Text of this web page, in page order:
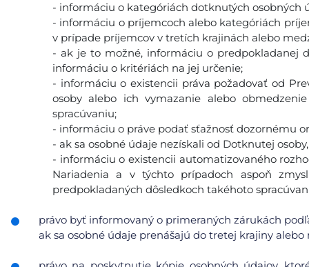
- informáciu o kategóriách dotknutých osobných
- informáciu o príjemcoch alebo kategóriách
v prípade príjemcov v tretích krajinách alebo
- ak je to možné, informáciu o predpokladanej
informáciu o kritériách na jej určenie;
- informáciu o existencii práva požadovať od
osoby alebo ich vymazanie alebo
spracúvaniu;
- informáciu o práve podať sťažnosť dozornému
- ak sa osobné údaje nezískali od Dotknutej
- informáciu o existencii automatizovaného
Nariadenia a v týchto prípadoch aspoň
predpokladaných dôsledkoch takéhoto
právo byť informovaný o primeraných zárukách
ak sa osobné údaje prenášajú do tretej krajiny